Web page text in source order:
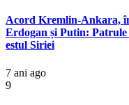
Acord Kremlin-Ankara,
Erdogan și Putin:
estul Siriei
7 ani ago
9